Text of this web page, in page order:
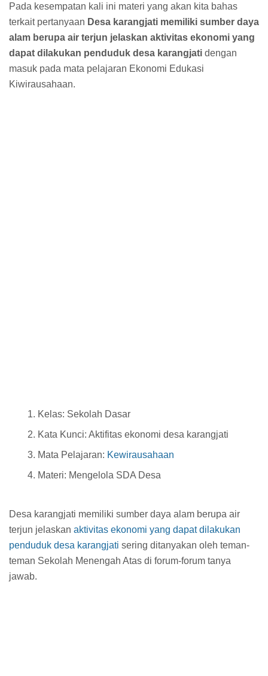
Pada kesempatan kali ini materi yang akan kita bahas
terkait pertanyaan Desa karangjati memiliki sumber daya
alam berupa air terjun jelaskan aktivitas ekonomi yang
dapat dilakukan penduduk desa karangjati dengan
masuk pada mata pelajaran Ekonomi Edukasi
Kiwirausahaan.
Kelas: Sekolah Dasar
Kata Kunci: Aktifitas ekonomi desa karangjati
Mata Pelajaran: Kewirausahaan
Materi: Mengelola SDA Desa
Desa karangjati memiliki sumber daya alam berupa air
terjun jelaskan aktivitas ekonomi yang dapat dilakukan
penduduk desa karangjati sering ditanyakan oleh teman-
teman Sekolah Menengah Atas di forum-forum tanya
jawab.